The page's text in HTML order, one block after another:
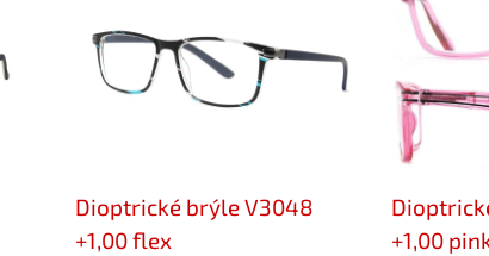
Dioptrické brýle V3048
+1,00 flex
+1,00